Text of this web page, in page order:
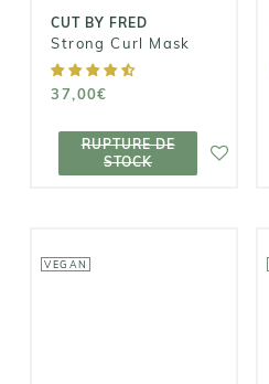
CUT BY FRED
Strong Curl Mask
37,00€
RUPTURE DE
STOCK
RUPTURE DE
STOCK
VEGAN